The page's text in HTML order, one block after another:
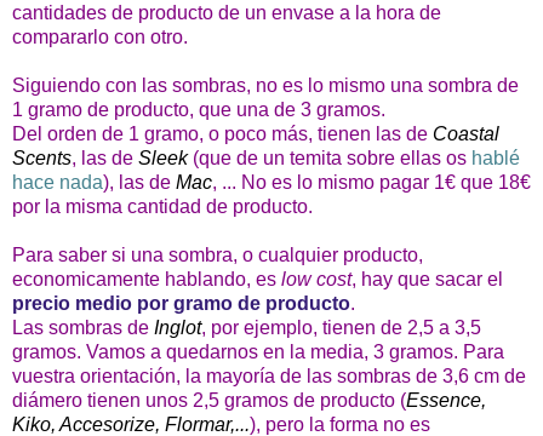
cantidades de producto de un envase a la hora de
compararlo con otro.
Siguiendo con las sombras, no es lo mismo una sombra de
1 gramo de producto, que una de 3 gramos.
Del orden de 1 gramo, o poco más, tienen las de Coastal
Scents, las de Sleek(que de un temita sobre ellas os hablé
hace nada), las de Mac, ... No es lo mismo pagar 1€ que 18€
por la misma cantidad de producto.
Para saber si una sombra, o cualquier producto,
economicamente hablando, es low cost, hay que sacar el
precio medio por gramo de producto.
Las sombras de Inglot, por ejemplo, tienen de 2,5 a 3,5
gramos. Vamos a quedarnos en la media, 3 gramos. Para
vuestra orientación, la mayoría de las sombras de 3,6 cm de
diámero tienen unos 2,5 gramos de producto (Essence,
Kiko, Accesorize, Flormar,...), pero la forma no es